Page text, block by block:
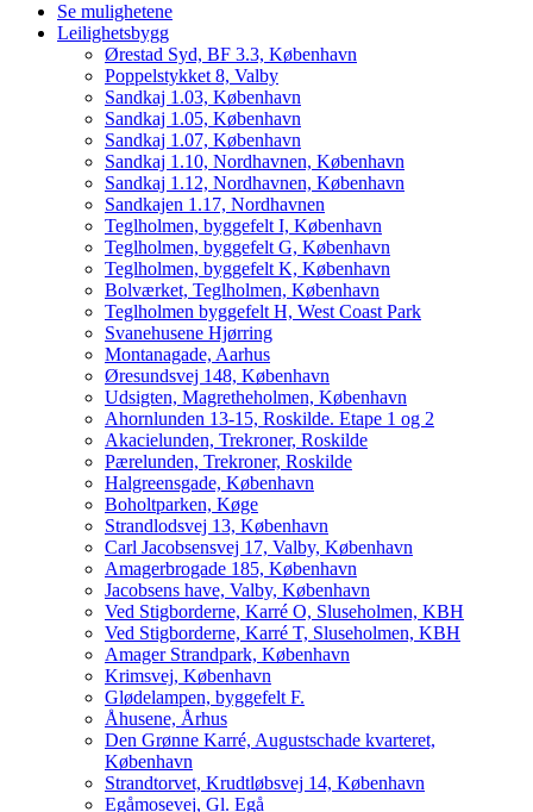
Se mulighetene
Leilighetsbygg
Ørestad Syd, BF 3.3, København
Poppelstykket 8, Valby
Sandkaj 1.03, København
Sandkaj 1.05, København
Sandkaj 1.07, København
Sandkaj 1.10, Nordhavnen, København
Sandkaj 1.12, Nordhavnen, København
Sandkajen 1.17, Nordhavnen
Teglholmen, byggefelt I, København
Teglholmen, byggefelt G, København
Teglholmen, byggefelt K, København
Bolværket, Teglholmen, København
Teglholmen byggefelt H, West Coast Park
Svanehusene Hjørring
Montanagade, Aarhus
Øresundsvej 148, København
Udsigten, Magretheholmen, København
Ahornlunden 13-15, Roskilde. Etape 1 og 2
Akacielunden, Trekroner, Roskilde
Pærelunden, Trekroner, Roskilde
Halgreensgade, København
Boholtparken, Køge
Strandlodsvej 13, København
Carl Jacobsensvej 17, Valby, København
Amagerbrogade 185, København
Jacobsens have, Valby, København
Ved Stigborderne, Karré O, Sluseholmen, KBH
Ved Stigborderne, Karré T, Sluseholmen, KBH
Amager Strandpark, København
Krimsvej, København
Glødelampen, byggefelt F.
Åhusene, Århus
Den Grønne Karré, Augustschade kvarteret,
København
Strandtorvet, Krudtløbsvej 14, København
Egåmosevej, Gl. Egå